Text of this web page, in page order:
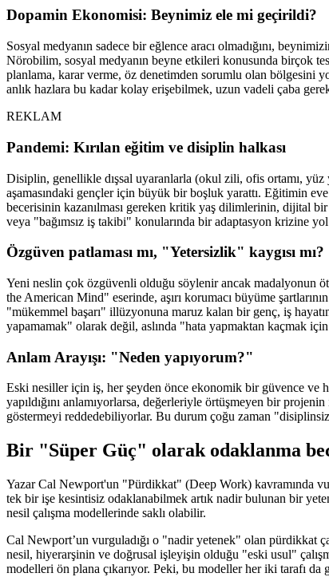
Dopamin Ekonomisi: Beynimiz ele mi geçirildi?
Sosyal medyanın sadece bir eğlence aracı olmadığını,
Nörobilim, sosyal medyanın beyne etkileri konusunda birçok
planlama, karar verme, öz denetimden sorumlu olan
anlık hazlara bu kadar kolay erişebilmek, uzun vadeli çaba
REKLAM
Pandemi: Kırılan eğitim ve disiplin halkası
Disiplin, genellikle dışsal uyaranlarla (okul zili, ofis ortamı, yüz
aşamasındaki gençler için büyük bir boşluk yarattı. Eğitimin
becerisinin kazanılması gereken kritik yaş dilimlerinin, dijital
veya "bağımsız iş takibi" konularında bir adaptasyon krizine yol
Özgüven patlaması mı, "Yetersizlik" kaygısı mı?
Yeni neslin çok özgüvenli olduğu söylenir ancak madalyonun
the American Mind" eserinde, aşırı korumacı büyüme
"mükemmel başarı" illüzyonuna maruz kalan bir genç, iş
yapamamak" olarak değil, aslında "hata yapmaktan kaçmak
Anlam Arayışı: "Neden yapıyorum?"
Eski nesiller için iş, her şeyden önce ekonomik bir güvence ve
yapıldığını anlamıyorlarsa, değerleriyle örtüşmeyen bir
göstermeyi reddedebiliyorlar. Bu durum çoğu zaman
Bir "Süper Güç" olarak odaklanma
Yazar Cal Newport'un "Pürdikkat" (Deep Work) kavramında
tek bir işe kesintisiz odaklanabilmek artık nadir bulunan bir
nesil çalışma modellerinde saklı olabilir.
Cal Newport’un vurguladığı o "nadir yetenek" olan pürdikkat
nesil, hiyerarşinin ve doğrusal işleyişin olduğu "eski usul"
modelleri ön plana çıkarıyor. Peki, bu modeller her iki tarafı da